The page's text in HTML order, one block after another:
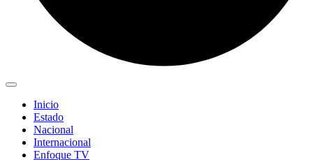
Inicio
Estado
Nacional
Internacional
Enfoque TV